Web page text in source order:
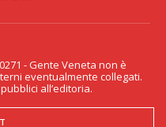
- Gente Veneta non è responsabile
collegati. Gente Veneta percepisce
all’editoria.
- Gente Veneta non è
eventualmente collegati.
all’editoria.